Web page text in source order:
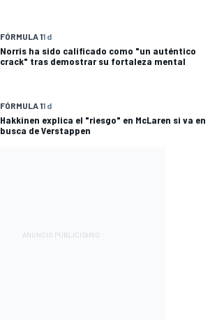
FÓRMULA 11 d
Norris ha sido calificado como "un auténtico
crack" tras demostrar su fortaleza mental
FÓRMULA 11 d
Hakkinen explica el "riesgo" en McLaren si va en
busca de Verstappen